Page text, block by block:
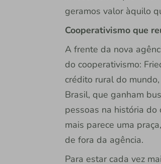
geramos valor àquilo
Cooperativismo que
A frente da nova
do cooperativismo:
crédito rural do
Brasil, que ganham
pessoas na história
mais parece uma
de fora da agência.
Para estar cada vez